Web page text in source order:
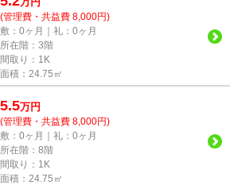
(管理費・共益費 8,000円)
敷：0ヶ月｜礼：0ヶ月
所在階：3階
間取り：1K
面積：24.75㎡
5.5万円
(管理費・共益費 8,000円)
敷：0ヶ月｜礼：0ヶ月
所在階：8階
間取り：1K
面積：24.75㎡